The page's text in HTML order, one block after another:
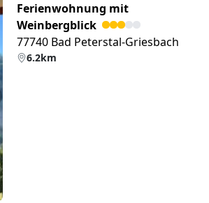
Ferienwohnung mit
Weinbergblick
77740 Bad Peterstal-Griesbach
6.2km